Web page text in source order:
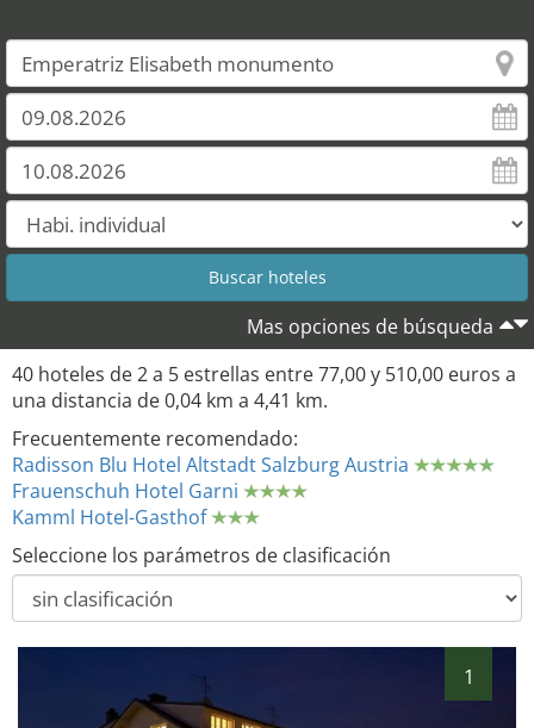
Mas opciones de búsqueda
40 hoteles de 2 a 5 estrellas entre 77,00 y 510,00 euros a
una distancia de 0,04 km a 4,41 km.
Frecuentemente recomendado:
Radisson Blu Hotel Altstadt Salzburg Austria
Frauenschuh Hotel Garni
Kamml Hotel-Gasthof
Seleccione los parámetros de clasificación
1